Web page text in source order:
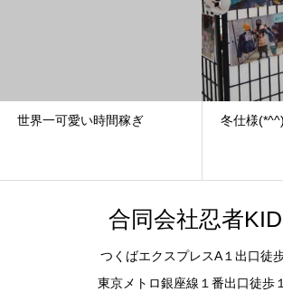
世界一可愛い時間稼ぎ 冬仕様(*^^)
合同会社忍者
つくばエクスプレスA１出口徒
東京メトロ銀座線１番出口徒歩